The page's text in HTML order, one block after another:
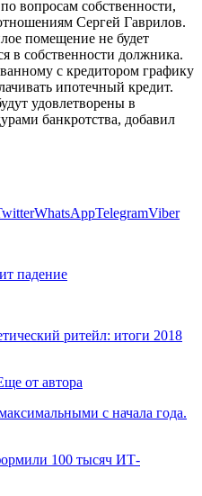
вопросам собственности,
Сергей Гаврилов.
помещение не будет
в собственности должника.
с кредитором графику
ипотечный кредит.
удовлетворены в
банкротства, добавил
WhatsAppTelegramViber
падение
ритейл: итоги 2018
от автора
с начала года.
100 тысяч ИТ-